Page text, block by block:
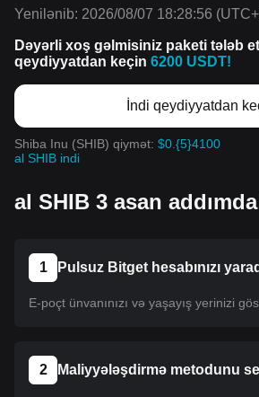
Yenilənib: 2026/08/07 18:28:56
Dəyərli xoş gəlmisiniz paketi tələb
qeydiyyatdan keçin 6200 USDT!
İndi qeydiyyatdan
Shiba Inu (SHIB) qiymət: $0.{5}4100
al SHIB indi
al SHIB 3 asan
1 Pulsuz Bitget hesabınızı
E-poçt ünvanınızı və yaşayış yerinizi
2 Maliyyələşdirmə metodunu